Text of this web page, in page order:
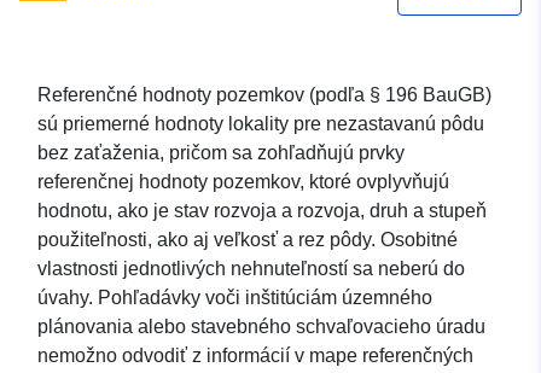
Referenčné hodnoty pozemkov (podľa § 196 BauGB)
sú priemerné hodnoty lokality pre nezastavanú pôdu
bez zaťaženia, pričom sa zohľadňujú prvky
referenčnej hodnoty pozemkov, ktoré ovplyvňujú
hodnotu, ako je stav rozvoja a rozvoja, druh a stupeň
použiteľnosti, ako aj veľkosť a rez pôdy. Osobitné
vlastnosti jednotlivých nehnuteľností sa neberú do
úvahy. Pohľadávky voči inštitúciám územného
plánovania alebo stavebného schvaľovacieho úradu
nemožno odvodiť z informácií v mape referenčných